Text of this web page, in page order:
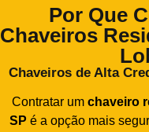
Por Que
Chaveiros
Chaveiros de Alta
Contratar um chaveiro
SP é a opção mais